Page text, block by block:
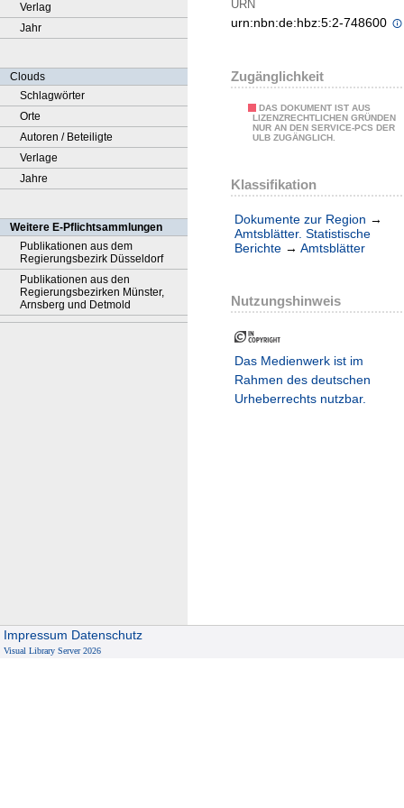
Verlag
Jahr
Clouds
Schlagwörter
Orte
Autoren / Beteiligte
Verlage
Jahre
Weitere E-Pflichtsammlungen
Publikationen aus dem
Regierungsbezirk Düsseldorf
Publikationen aus den
Regierungsbezirken Münster,
Arnsberg und Detmold
URN
urn:nbn:de:hbz:5:2-748600
Zugänglichkeit
DAS DOKUMENT IST AUS
LIZENZRECHTLICHEN GRÜNDEN
NUR AN DEN SERVICE-PCS DER
ULB ZUGÄNGLICH.
Klassifikation
Dokumente zur Region →
Amtsblätter. Statistische
Berichte → Amtsblätter
Nutzungshinweis
Das Medienwerk ist im
Rahmen des deutschen
Urheberrechts nutzbar.
Impressum Datenschutz
Visual Library Server 2026